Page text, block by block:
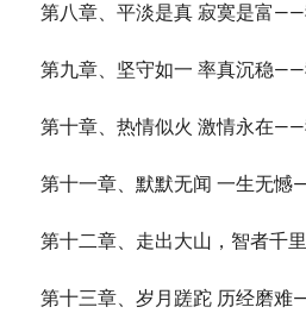
第八章、平淡是真 寂寞是富
第九章、坚守如一 率真沉稳
第十章、热情似火 激情永在
第十一章、默默无闻 一生无憾
第十二章、走出大山，智者千
第十三章、岁月蹉跎 历经磨难